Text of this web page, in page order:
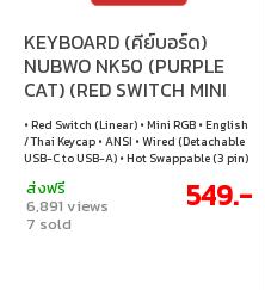
KEYBOARD (คีย์บอร์ด)
NUBWO NK50 (PURPLE
CAT) (RED SWITCH MINI
RGB EN/TH)
• Red Switch (Linear) • Mini RGB • English
/ Thai Keycap • ANSI • Wired (Detachable
USB-C to USB-A) • Hot Swappable (3 pin)
ส่งฟรี
6,891 views
7 sold
549.-